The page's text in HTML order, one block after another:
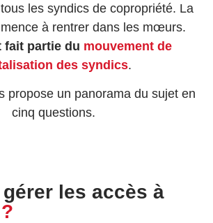
les syndics de copropriété. La
à rentrer dans les mœurs.
fait partie du mouvement de
des syndics.
propose un panorama du sujet en
cinq questions.
les accès à
?